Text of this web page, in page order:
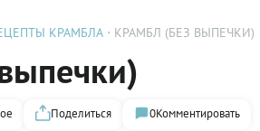
КРАМБЛА КРАМБЛ (БЕЗ ВЫПЕЧКИ)
Поделиться 0Комментировать